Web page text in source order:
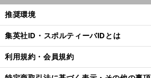
推奨環境
集英社ID・スポルティーバIDとは
利用規約・会員規約